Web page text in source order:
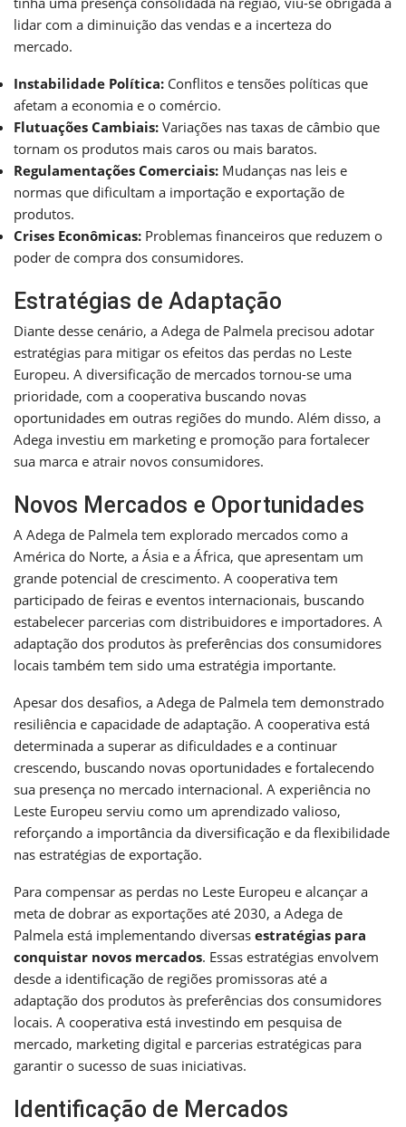
lidar com a diminuição das vendas e a incerteza do
mercado.
Instabilidade Política: Conflitos e tensões políticas que
afetam a economia e o comércio.
Flutuações Cambiais: Variações nas taxas de câmbio que
tornam os produtos mais caros ou mais baratos.
Regulamentações Comerciais: Mudanças nas leis e
normas que dificultam a importação e exportação de
produtos.
Crises Econômicas: Problemas financeiros que reduzem o
poder de compra dos consumidores.
Estratégias de Adaptação
Diante desse cenário, a Adega de Palmela precisou adotar
estratégias para mitigar os efeitos das perdas no Leste
Europeu. A diversificação de mercados tornou-se uma
prioridade, com a cooperativa buscando novas
oportunidades em outras regiões do mundo. Além disso, a
Adega investiu em marketing e promoção para fortalecer
sua marca e atrair novos consumidores.
Novos Mercados e Oportunidades
A Adega de Palmela tem explorado mercados como a
América do Norte, a Ásia e a África, que apresentam um
grande potencial de crescimento. A cooperativa tem
participado de feiras e eventos internacionais, buscando
estabelecer parcerias com distribuidores e importadores. A
adaptação dos produtos às preferências dos consumidores
locais também tem sido uma estratégia importante.
Apesar dos desafios, a Adega de Palmela tem demonstrado
resiliência e capacidade de adaptação. A cooperativa está
determinada a superar as dificuldades e a continuar
crescendo, buscando novas oportunidades e fortalecendo
sua presença no mercado internacional. A experiência no
Leste Europeu serviu como um aprendizado valioso,
reforçando a importância da diversificação e da flexibilidade
nas estratégias de exportação.
Para compensar as perdas no Leste Europeu e alcançar a
meta de dobrar as exportações até 2030, a Adega de
Palmela está implementando diversas estratégias para
conquistar novos mercados. Essas estratégias envolvem
desde a identificação de regiões promissoras até a
adaptação dos produtos às preferências dos consumidores
locais. A cooperativa está investindo em pesquisa de
mercado, marketing digital e parcerias estratégicas para
garantir o sucesso de suas iniciativas.
Identificação de Mercados